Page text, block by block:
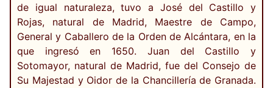
de igual naturaleza, tuvo a José del Castillo y
Rojas, natural de Madrid, Maestre de Campo,
General y Caballero de la Orden de Alcántara, en la
que ingresó en 1650. Juan del Castillo y
Sotomayor, natural de Madrid, fue del Consejo de
Su Majestad y Oidor de la Chancillería de Granada.